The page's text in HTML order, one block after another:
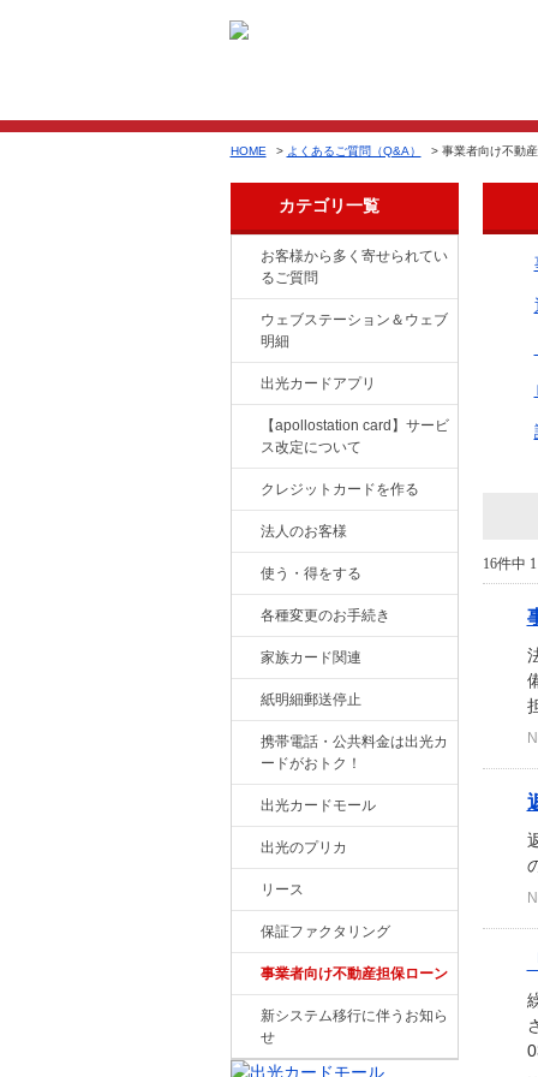
HOME > よくあるご質問（Q&A） > 事業者向け不動
カテゴリ一覧
お客様から多く寄せられてい
るご質問
ウェブステーション＆ウェブ
明細
出光カードアプリ
【apollostation card】サービ
ス改定について
クレジットカードを作る
法人のお客様
使う・得をする
各種変更のお手続き
家族カード関連
紙明細郵送停止
携帯電話・公共料金は出光カ
ードがおトク！
出光カードモール
出光のプリカ
リース
保証ファクタリング
事業者向け不動産担保ローン
新システム移行に伴うお知ら
せ
16件中